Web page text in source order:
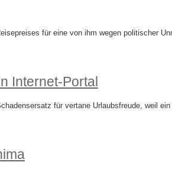
für eine von ihm wegen politischer
Internet-​Portal
für vertane Urlaubsfreude, weil